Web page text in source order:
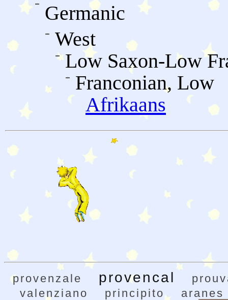
Germanic
West
Low Saxon-Low
Franconian, Low
Afrikaans
provenzale provencal
valenziano
principito
aranes